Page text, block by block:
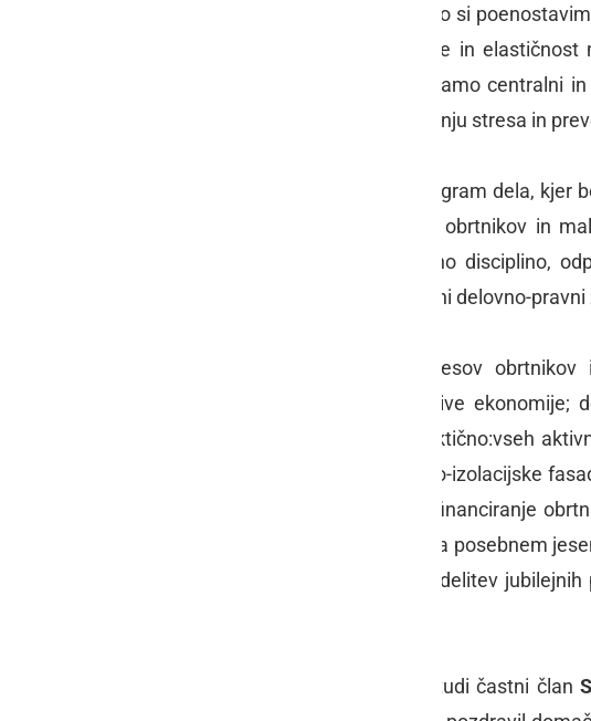
hodimo, dvigujemo bremena in kako si
katerimi poskrbijo za zdrave sklepe in
preprečujemo poškodbe in stimuliramo centralni
Dan za zdravje, namenjen odpravljanju stresa in
Podoben kot lani je tudi letošnji program dela, kjer
bo še vedno zastopanje interesov obrtnikov in
izboljšati poslovno okolje in plačilno disciplino,
ekonomije, prispevati k bolj fleksibilni delovno-
Glavna področja zastopanja interesov
zakonodaja; zmanjšanje obsega sive
javna naročila...Vir financiranja praktično:vseh
investicija, in sicer izvedba toplotno-izolacijske
pa so: donatorska sredstva, ter sofinanciranje
jubilejnih priznanj se bo to zgodilo na posebnem
upokojenih obrtnikov: Takrat bo podelitev
Prisotne na skupščini je pozdravil tudi častni član